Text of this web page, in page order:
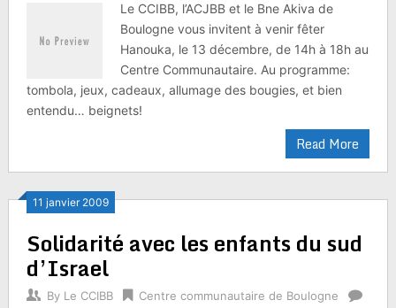
Le CCIBB, l’ACJBB et le Bne Akiva de
Boulogne vous invitent à venir fêter
Hanouka, le 13 décembre, de 14h à 18h au
Centre Communautaire. Au programme:
tombola, jeux, cadeaux, allumage des bougies, et bien
entendu… beignets!
Read More
11 janvier 2009
Solidarité avec les enfants du sud
d’Israel
By Le CCIBB
Centre communautaire de Boulogne